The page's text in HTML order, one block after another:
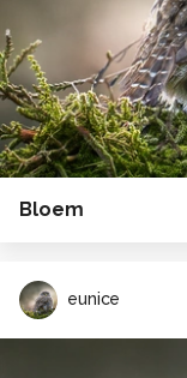
Bloem
eunice